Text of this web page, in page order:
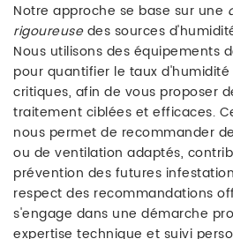
Notre approche se base sur une
rigoureusedes sources
Nous utilisons des équipements
pour quantifier le taux d'humidité
critiques, afin de vous proposer
traitement ciblées et efficaces.
nous permet de recommander
ou de ventilation adaptés,
prévention des futures
respect des recommandations
s'engage dans une démarche
expertise technique et suivi